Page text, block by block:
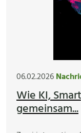
06.02.2026
Wie KI,
gemeinsam...